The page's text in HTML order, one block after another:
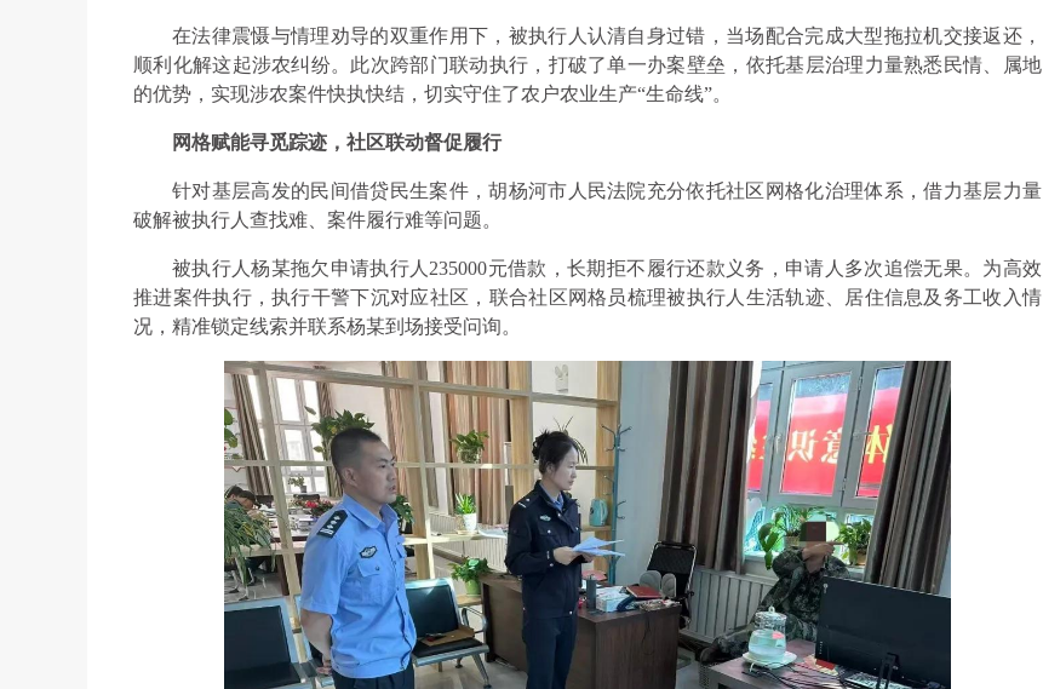
在法律震慑与情理劝导的双重作用下，被执行人认清自身过错，当场配合完成大型拖拉机交接返还，
顺利化解这起涉农纠纷。此次跨部门联动执行，打破了单一办案壁垒，依托基层治理力量熟悉民情、属地
的优势，实现涉农案件快执快结，切实守住了农户农业生产“生命线”。
网格赋能寻觅踪迹，社区联动督促履行
针对基层高发的民间借贷民生案件，胡杨河市人民法院充分依托社区网格化治理体系，借力基层力量
破解被执行人查找难、案件履行难等问题。
被执行人杨某拖欠申请执行人235000元借款，长期拒不履行还款义务，申请人多次追偿无果。为高效
推进案件执行，执行干警下沉对应社区，联合社区网格员梳理被执行人生活轨迹、居住信息及务工收入情
况，精准锁定线索并联系杨某到场接受问询。